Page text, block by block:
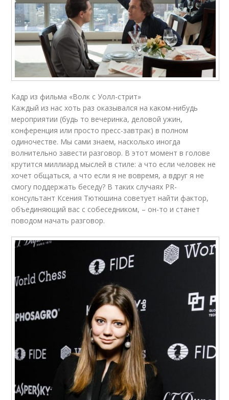
Кадр из фильма «Волк с Уолл-стрит»
Каждый из нас хоть раз оказывался на каком-нибудь
мероприятии (будь то вечеринка, деловой ужин,
конференция или просто пресс-завтрак) в полном
одиночестве. Мы сами знаем, насколько иногда
волнительно завести разговор. В этот момент в голове
крутится миллиард мыслей в стиле: а что если человек не
хочет общаться, а что если я не вовремя, а вдруг я не
смогу поддержать беседу? В таких случаях PR-
консультант Ксения Тютюшина советует найти фактор,
объединяющий вас с собеседником, – он-то и станет
поводом начать разговор.